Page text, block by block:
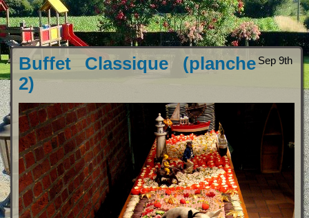
Sep 9th
Buffet Classique (planche
2)